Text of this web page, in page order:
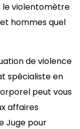
le violentomètre
hommes quel
de violence
spécialiste en
peut vous
affaires
Juge pour